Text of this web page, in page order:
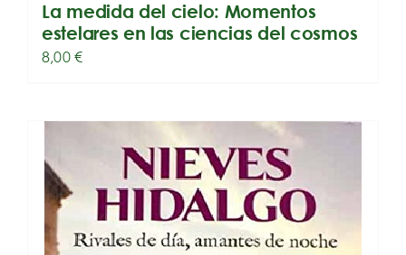
La medida del cielo: Momentos
estelares en las ciencias del cosmos
8,00€